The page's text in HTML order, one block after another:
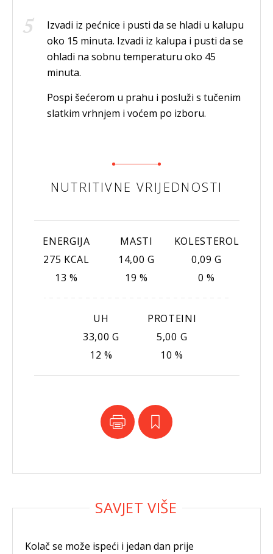
Izvadi iz pećnice i pusti da se hladi u kalupu
oko 15 minuta. Izvadi iz kalupa i pusti da se
ohladi na sobnu temperaturu oko 45
minuta.
Pospi šećerom u prahu i posluži s tučenim
slatkim vrhnjem i voćem po izboru.
NUTRITIVNE VRIJEDNOSTI
ENERGIJA
275 KCAL
13 %
MASTI
14,00 G
19 %
KOLESTEROL
0,09 G
0 %
UH
33,00 G
12 %
PROTEINI
5,00 G
10 %
Kolač se može ispeći i jedan dan prije